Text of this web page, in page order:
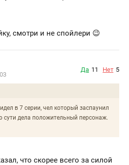
смотри и не спойлери 😉
Да 11 Нет 5
в 7 серии, чел который заспаунил
сути дела положительный персонаж.
что скорее всего за силой